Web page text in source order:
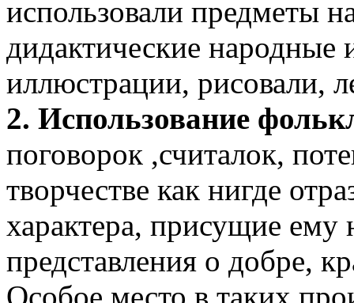
использовали предметы
дидактические народные
иллюстрации, рисовали,
2. Использование
поговорок ,считалок,
творчестве как нигде
характера, присущие
представления о добре,